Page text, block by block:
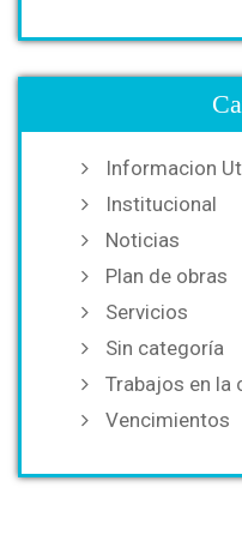
Informacion
Institucional
Noticias
Plan de obras
Servicios
Sin categoría
Trabajos en la
Vencimientos